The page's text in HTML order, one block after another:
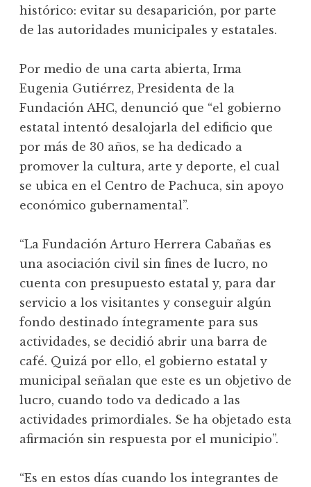
histórico: evitar su desaparición, por parte
de las autoridades municipales y estatales.
Por medio de una carta abierta, Irma
Eugenia Gutiérrez, Presidenta de la
Fundación AHC, denunció que “el gobierno
estatal intentó desalojarla del edificio que
por más de 30 años, se ha dedicado a
promover la cultura, arte y deporte, el cual
se ubica en el Centro de Pachuca, sin apoyo
económico gubernamental”.
“La Fundación Arturo Herrera Cabañas es
una asociación civil sin fines de lucro, no
cuenta con presupuesto estatal y, para dar
servicio a los visitantes y conseguir algún
fondo destinado íntegramente para sus
actividades, se decidió abrir una barra de
café. Quizá por ello, el gobierno estatal y
municipal señalan que este es un objetivo de
lucro, cuando todo va dedicado a las
actividades primordiales. Se ha objetado esta
afirmación sin respuesta por el municipio”.
“Es en estos días cuando los integrantes de